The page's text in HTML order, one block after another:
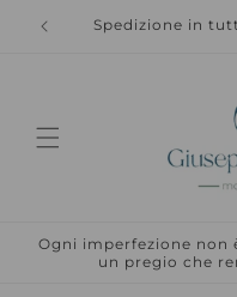
direttamenteSpedizione in
Ogni imperfezione non
un pregio che